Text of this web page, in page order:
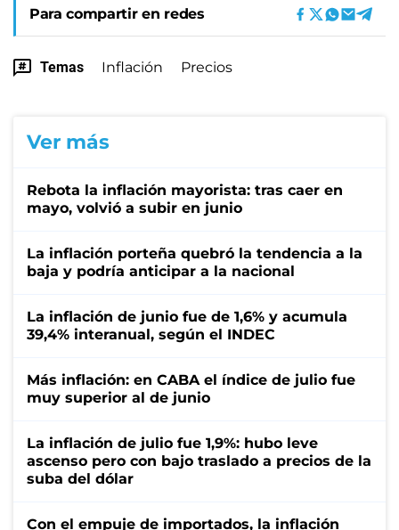
Para compartir en redes
Temas Inflación Precios
Ver más
Rebota la inflación mayorista: tras caer en
mayo, volvió a subir en junio
La inflación porteña quebró la tendencia a la
baja y podría anticipar a la nacional
La inflación de junio fue de 1,6% y acumula
39,4% interanual, según el INDEC
Más inflación: en CABA el índice de julio fue
muy superior al de junio
La inflación de julio fue 1,9%: hubo leve
ascenso pero con bajo traslado a precios de la
suba del dólar
Con el empuje de importados, la inflación